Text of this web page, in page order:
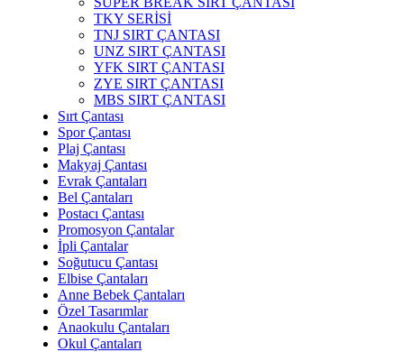
TKY SERİSİ
TNJ SIRT ÇANTASI
UNZ SIRT ÇANTASI
YFK SIRT ÇANTASI
ZYE SIRT ÇANTASI
MBS SIRT ÇANTASI
Sırt Çantası
Spor Çantası
Plaj Çantası
Makyaj Çantası
Evrak Çantaları
Bel Çantaları
Postacı Çantası
Promosyon Çantalar
İpli Çantalar
Soğutucu Çantası
Elbise Çantaları
Anne Bebek Çantaları
Özel Tasarımlar
Anaokulu Çantaları
Okul Çantaları